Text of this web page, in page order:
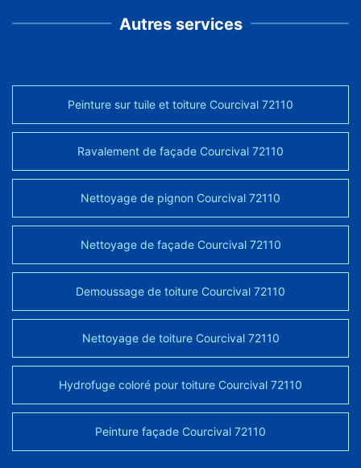
Autres services
Peinture sur tuile et toiture Courcival 72110
Ravalement de façade Courcival 72110
Nettoyage de pignon Courcival 72110
Nettoyage de façade Courcival 72110
Demoussage de toiture Courcival 72110
Nettoyage de toiture Courcival 72110
Hydrofuge coloré pour toiture Courcival 72110
Peinture façade Courcival 72110